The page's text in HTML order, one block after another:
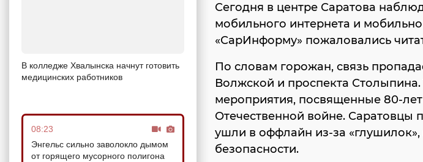
В колледже Хвалынска начнут готовить
медицинских работников
08:23
Энгельс сильно заволокло дымом
от горящего мусорного полигона
Сегодня в центре Саратова
мобильного интернета и
«СарИнформу» пожаловались
По словам горожан, связь
Волжской и проспекта
мероприятия, посвященные 80-
Отечественной войне. Саратовцы
ушли в оффлайн из-за
безопасности.